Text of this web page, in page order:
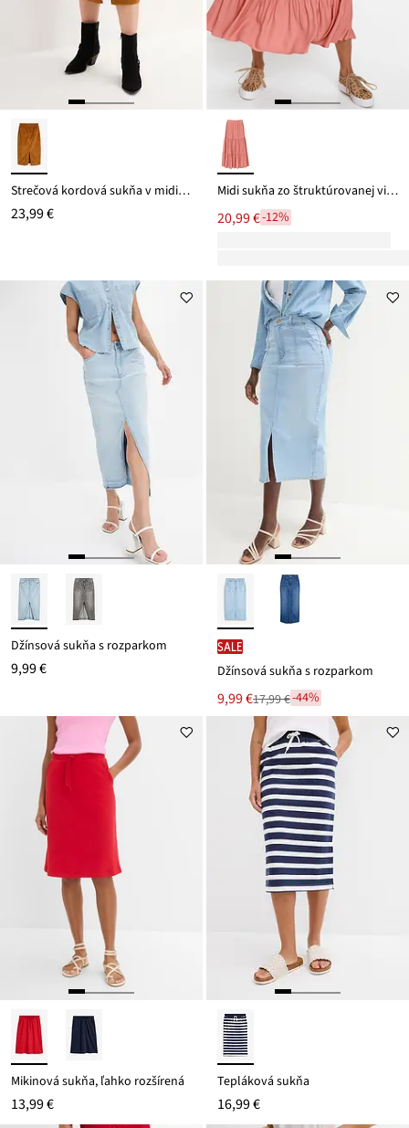
Strečová kordová sukňa v midi dĺžke
23,99 €
Midi sukňa zo štruktúrovanej viskózy
20,99 €-12%
Džínsová sukňa s rozparkom
9,99 €
SALE
Džínsová sukňa s rozparkom
Nová
cena
9,99 €
Zľava
17,99 €
17,99 €-44%
Mikinová sukňa, ľahko rozšírená
13,99 €
Tepláková sukňa
16,99 €